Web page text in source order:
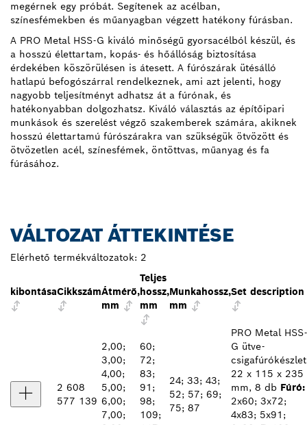
megérnek egy próbát. Segítenek az acélban,
színesfémekben és műanyagban végzett hatékony fúrásban.
A PRO Metal HSS-G kiváló minőségű gyorsacélból készül, és
a hosszú élettartam, kopás- és hőállóság biztosítása
érdekében köszörülésen is átesett. A fúrószárak ütésálló
hatlapú befogószárral rendelkeznek, ami azt jelenti, hogy
nagyobb teljesítményt adhatsz át a fúrónak, és
hatékonyabban dolgozhatsz. Kiváló választás az építőipari
munkások és szerelést végző szakemberek számára, akiknek
hosszú élettartamú fúrószárakra van szükségük ötvözött és
ötvözetlen acél, színesfémek, öntöttvas, műanyag és fa
fúrásához.
VÁLTOZAT ÁTTEKINTÉSE
Elérhető termékváltozatok: 2
kibontásaCikkszámÁtmérő,
mm
Teljes
hossz,
mm
Munkahossz,
mm
Set description
2 608
577 139
2,00;
3,00;
4,00;
5,00;
6,00;
7,00;
60;
72;
83;
91;
98;
109;
24; 33; 43;
52; 57; 69;
75; 87
PRO Metal HSS-
G ütve-
22 x 115 x 235
mm, 8 db Fúró:
2x60; 3x72;
4x83; 5x91;